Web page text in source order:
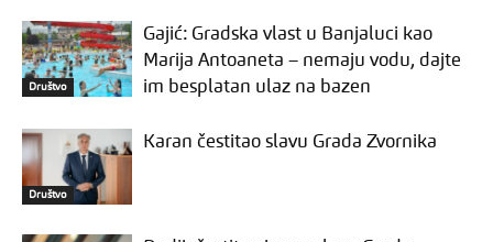
Društvo
Gajić: Gradska vlast u Banjaluci kao
Marija Antoaneta – nemaju vodu, dajte
im besplatan ulaz na bazen
Društvo
Karan čestitao slavu Grada Zvornika